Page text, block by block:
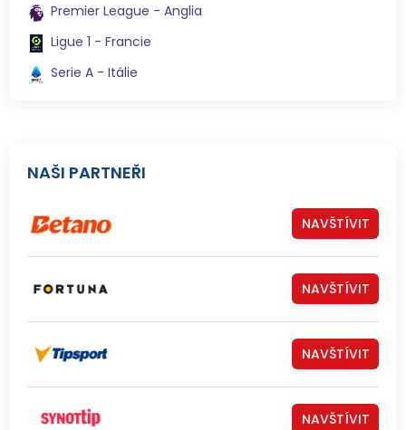
Premier League - Anglia
Ligue 1 - Francie
Serie A - Itálie
NAŠI PARTNEŘI
NAVŠTÍVIT
NAVŠTÍVIT
NAVŠTÍVIT
NAVŠTÍVIT